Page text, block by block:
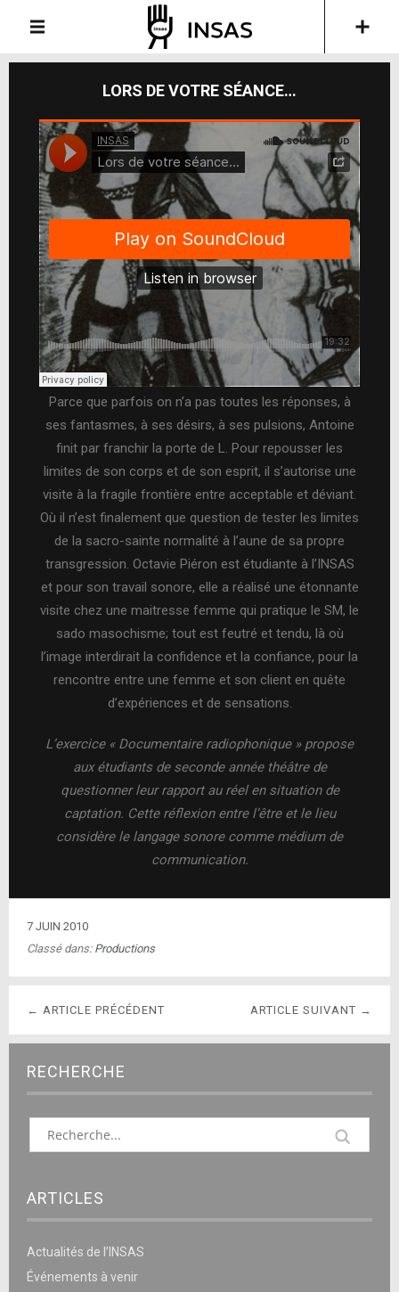
LORS DE VOTRE SÉANCE…
Parce que parfois on n’a pas toutes les réponses, à
ses fantasmes, à ses désirs, à ses pulsions, Antoine
finit par franchir la porte de L. Pour repousser les
limites de son corps et de son esprit, il s’autorise une
visite à la fragile frontière entre acceptable et déviant.
Où il n’est finalement que question de tester les limites
de la sacro-sainte normalité à l’aune de sa propre
transgression. Octavie Piéron est étudiante à l’INSAS
et pour son travail sonore, elle a réalisé une étonnante
visite chez une maitresse femme qui pratique le SM, le
sado masochisme; tout est feutré et tendu, là où
l’image interdirait la confidence et la confiance, pour la
rencontre entre une femme et son client en quête
d’expériences et de sensations.
L’exercice « Documentaire radiophonique » propose
aux étudiants de seconde année théâtre de
questionner leur rapport au réel en situation de
captation. Cette réflexion entre l’être et le lieu
considère le langage sonore comme médium de
communication.
7 JUIN 2010
Classé dans: Productions
ARTICLE SUIVANT →
← ARTICLE PRÉCÉDENT
RECHERCHE
ARTICLES
Actualités de l’INSAS
Événements à venir